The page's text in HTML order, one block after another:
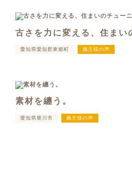
古さを力に変える、住まい
愛知県愛知郡東郷町 施主様の声
素材を纏う。
愛知県豊川市 施主様の声